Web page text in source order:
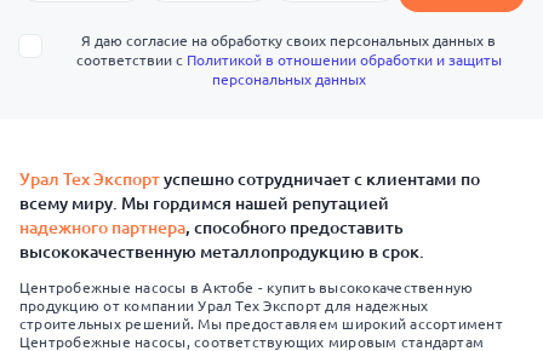
Я даю согласие на обработку своих персональных данных в
соответствии с Политикой в отношении обработки и защиты
персональных данных
Урал Тех Экспортуспешно сотрудничает с клиентами по
всему миру. Мы гордимся нашей репутацией
надежного партнера, способного предоставить
высококачественную металлопродукцию в срок.
Центробежные насосы в Актобе - купить высококачественную
продукцию от компании Урал Тех Экспорт для надежных
строительных решений. Мы предоставляем широкий ассортимент
Центробежные насосы, соответствующих мировым стандартам